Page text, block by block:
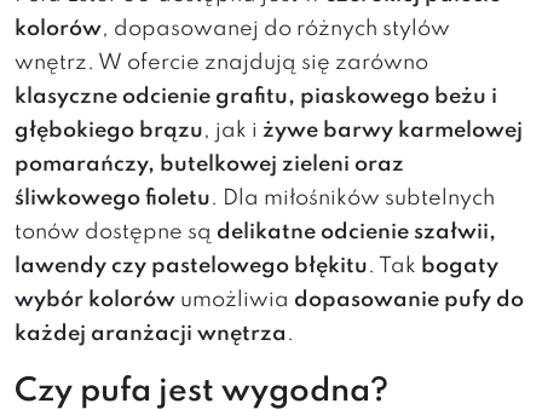
kolorów, dopasowanej do różnych stylów
wnętrz. W ofercie znajdują się zarówno
klasyczne odcienie grafitu, piaskowego beżu i
głębokiego brązu, jak i żywe barwy karmelowej
pomarańczy, butelkowej zieleni oraz
śliwkowego fioletu. Dla miłośników subtelnych
tonów dostępne są delikatne odcienie szałwii,
lawendy czy pastelowego błękitu. Tak bogaty
wybór kolorów umożliwia dopasowanie pufy do
każdej aranżacji wnętrza .
Czy pufa jest wygodna?